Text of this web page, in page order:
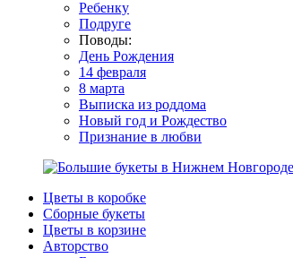
Ребенку
Подруге
Поводы:
День Рождения
14 февраля
8 марта
Выписка из роддома
Новый год и Рождество
Признание в любви
Цветы в коробке
Сборные букеты
Цветы в корзине
Авторство